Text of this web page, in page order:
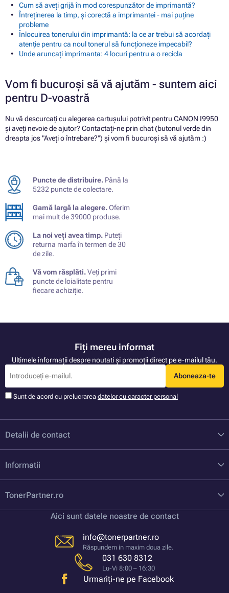
Cum să aveți grijă în mod corespunzător de imprimantă?
Întreținerea la timp, și corectă a imprimantei - mai puține
probleme
Înlocuirea tonerului din imprimantă: la ce ar trebui să acordați
atenție pentru ca noul tonerul să funcționeze impecabil?
Unde aruncați imprimanta: 4 locuri pentru a o recicla
Vom fi bucuroși să vă ajutăm - suntem aici
pentru D-voastră
Nu vă descurcați cu alegerea cartușului potrivit pentru CANON I9950
și aveți nevoie de ajutor? Contactați-ne prin chat (butonul verde din
dreapta jos "Aveți o întrebare?") și vom fi bucuroși să vă ajutăm :)
Puncte de distribuire. Până la
5232 puncte de colectare.
Gamă largă la alegere.Oferim
mai mult de 39000 produse.
La noi veți avea timp. Puteți
returna marfa în termen de 30
de zile.
Vă vom răsplăti.Veți primi
puncte de loialitate pentru
fiecare achiziție.
Fiți mereu informat
Ultimele informații despre noutati și promoții direct pe e-mailul tău.
Aboneaza-te
Sunt de acord cu prelucrarea datelor cu caracter personal
Detalii de contact
Informatii
TonerPartner.ro
Aici sunt datele noastre de contact
info@tonerpartner.ro
Răspundem in maxim doua zile.
031 630 8312
Lu-Vi 8:00 – 16:30
Urmariți-ne pe Facebook